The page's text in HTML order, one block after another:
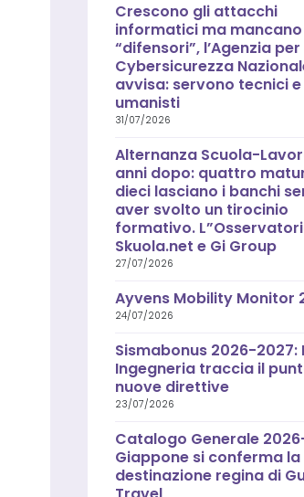
Crescono gli attacchi
informatici ma
“difensori”, l’Agenzia
Cybersicurezza
avvisa: servono tecnici e
umanisti
31/07/2026
Alternanza Scuola-
anni dopo: quattro
dieci lasciano i banchi
aver svolto un tirocinio
formativo.
Skuola.net e Gi Group
27/07/2026
Ayvens Mobility Monitor
24/07/2026
Sismabonus 2026-2027:
Ingegneria traccia il
nuove direttive
23/07/2026
Catalogo Generale
Giappone si conferma la
destinazione regina di